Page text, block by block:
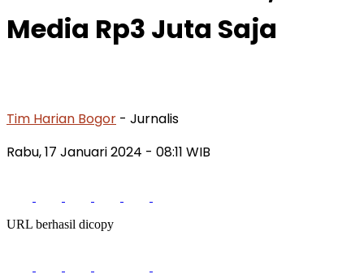
Media Rp3 Juta Saja
Tim Harian Bogor - Jurnalis
Rabu, 17 Januari 2024 - 08:11 WIB
URL berhasil dicopy